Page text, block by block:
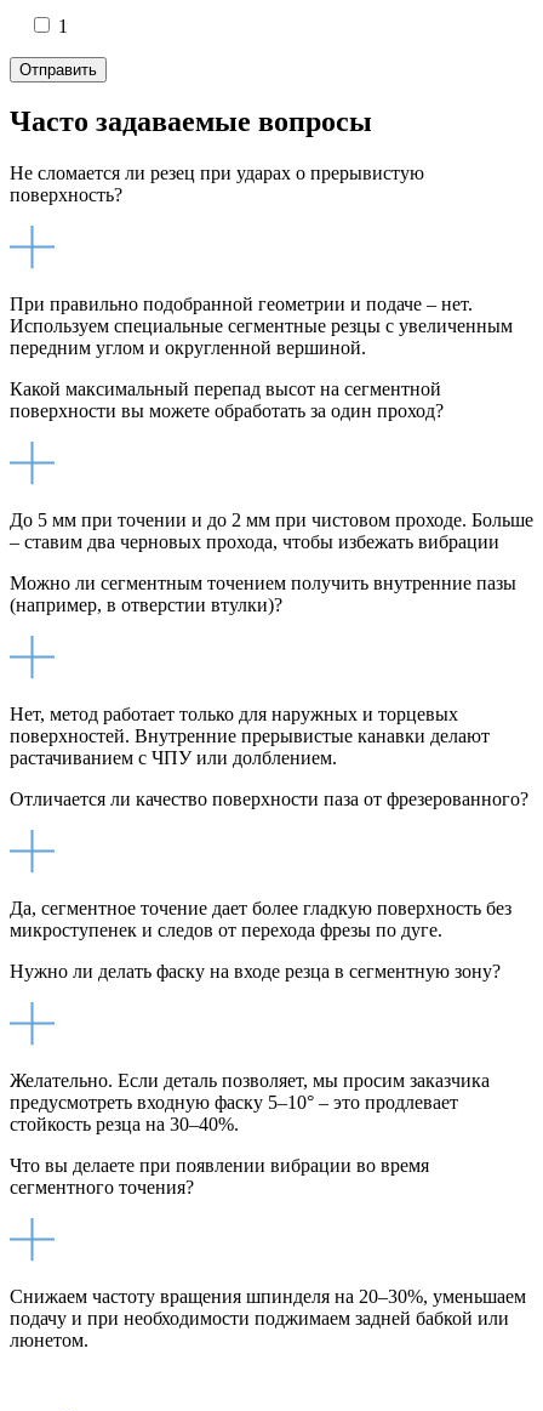
1
Часто задаваемые вопросы
Не сломается ли резец при ударах о прерывистую
поверхность?
При правильно подобранной геометрии и подаче – нет.
Используем специальные сегментные резцы с увеличенным
передним углом и округленной вершиной.
Какой максимальный перепад высот на сегментной
поверхности вы можете обработать за один проход?
До 5 мм при точении и до 2 мм при чистовом проходе. Больше
– ставим два черновых прохода, чтобы избежать вибрации
Можно ли сегментным точением получить внутренние пазы
(например, в отверстии втулки)?
Нет, метод работает только для наружных и торцевых
поверхностей. Внутренние прерывистые канавки делают
растачиванием с ЧПУ или долблением.
Отличается ли качество поверхности паза от фрезерованного?
Да, сегментное точение дает более гладкую поверхность без
микроступенек и следов от перехода фрезы по дуге.
Нужно ли делать фаску на входе резца в сегментную зону?
Желательно. Если деталь позволяет, мы просим заказчика
предусмотреть входную фаску 5–10° – это продлевает
стойкость резца на 30–40%.
Что вы делаете при появлении вибрации во время
сегментного точения?
Снижаем частоту вращения шпинделя на 20–30%, уменьшаем
подачу и при необходимости поджимаем задней бабкой или
люнетом.